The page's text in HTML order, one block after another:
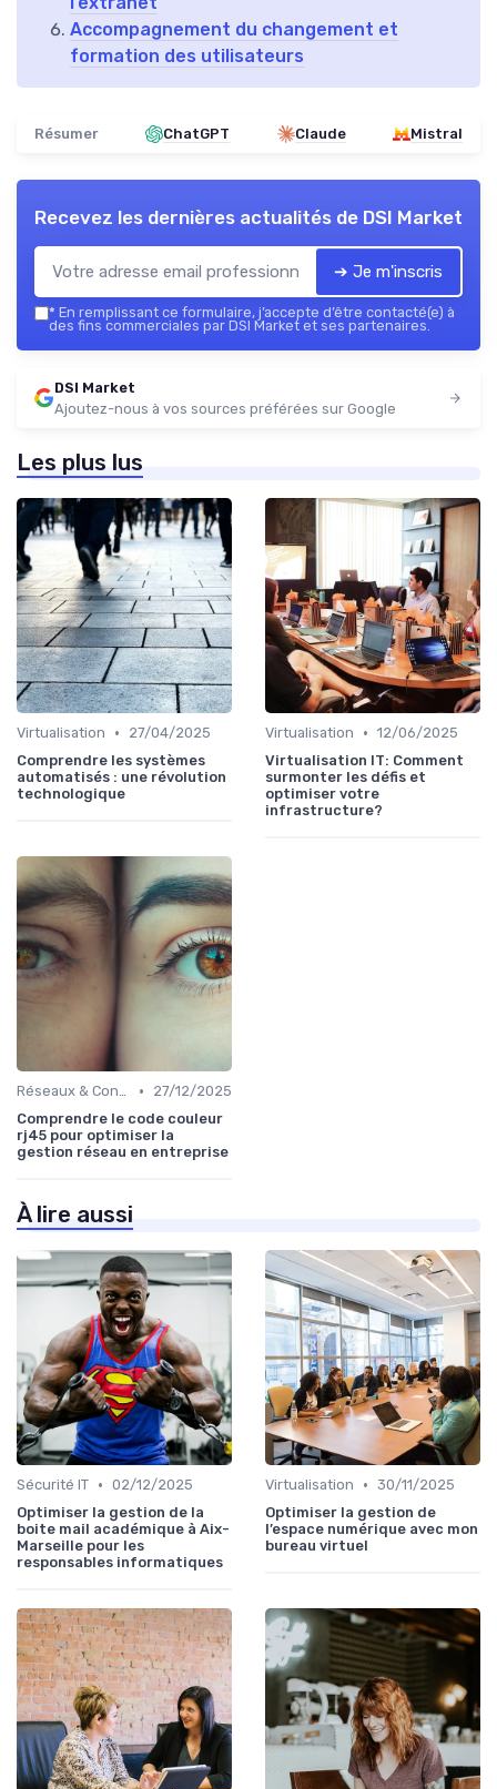
Accompagnement du changement et
formation des utilisateurs
Résumer ChatGPT Claude Mistral
Recevez les dernières actualités de DSI Market
➔ Je m'inscris
* En remplissant ce formulaire, j’accepte d’être contacté(e) à
des fins commerciales par DSI Market et ses partenaires.
DSI Market
Ajoutez-nous à vos sources préférées sur Google
Les plus lus
Virtualisation •
27/04/2025
Comprendre les systèmes
automatisés : une révolution
technologique
Virtualisation • 12/06/2025
Virtualisation IT: Comment
surmonter les défis et
optimiser votre
infrastructure?
Réseaux & Connectivité •
27/12/2025
Comprendre le code couleur
rj45 pour optimiser la
gestion réseau en entreprise
À lire aussi
Sécurité IT • 02/12/2025
Optimiser la gestion de la
boite mail académique à Aix-
Marseille pour les
responsables informatiques
Virtualisation • 30/11/2025
Optimiser la gestion de
l’espace numérique avec mon
bureau virtuel